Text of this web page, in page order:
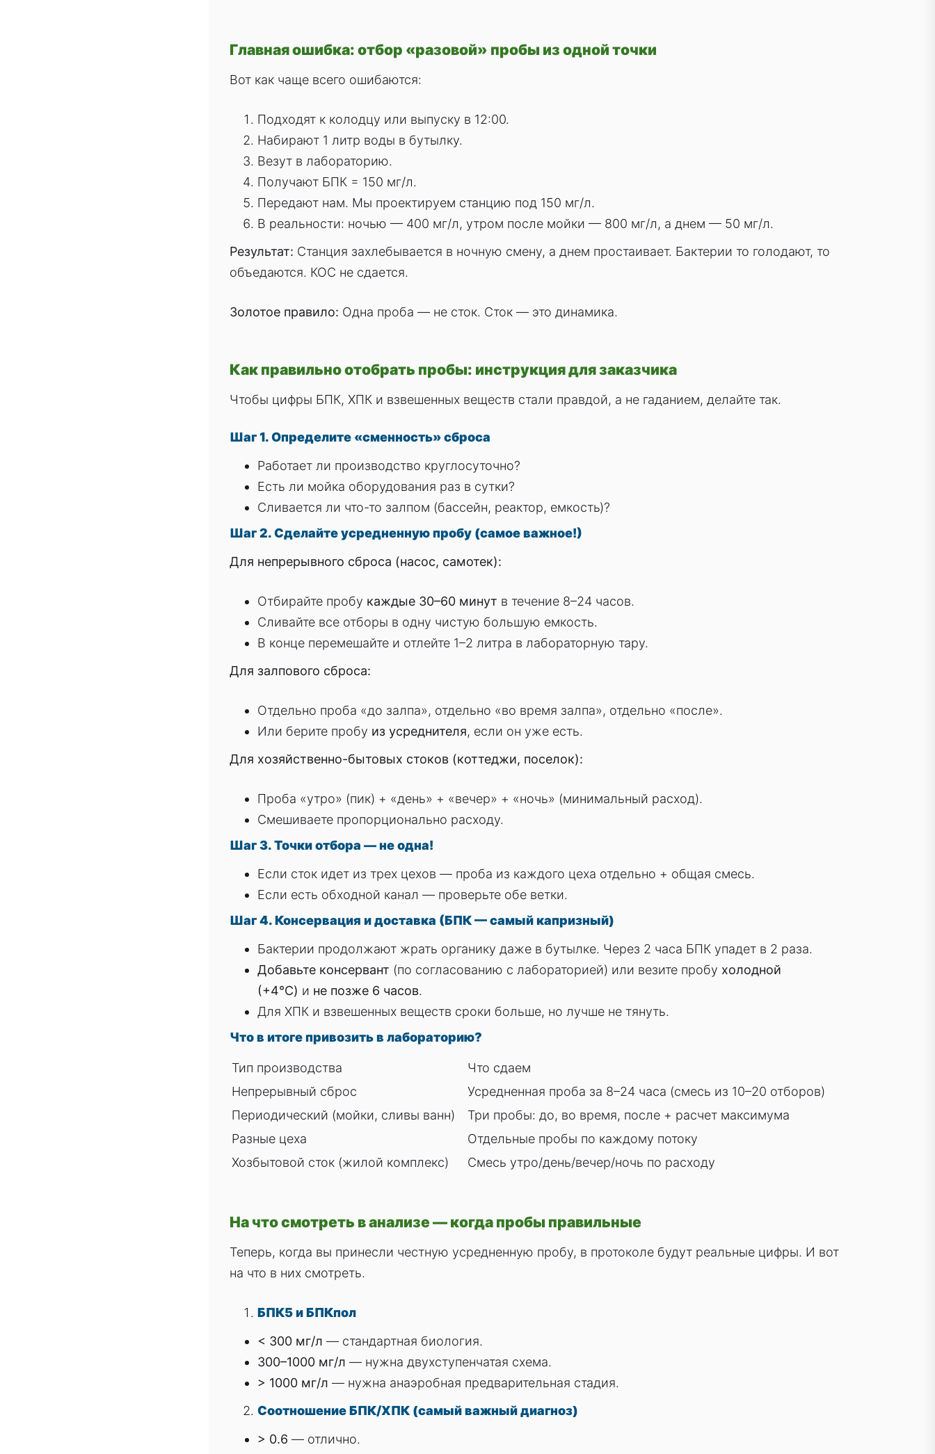
Главная ошибка: отбор «разовой» пробы из одной точки
Вот как чаще всего ошибаются:
Подходят к колодцу или выпуску в 12:00.
Набирают 1 литр воды в бутылку.
Везут в лабораторию.
Получают БПК = 150 мг/л.
Передают нам. Мы проектируем станцию под 150 мг/л.
В реальности: ночью — 400 мг/л, утром после мойки — 800 мг/л, а днем — 50 мг/л.
Результат: Станция захлебывается в ночную смену, а днем простаивает. Бактерии то голодают, то
объедаются. КОС не сдается.
Золотое правило: Одна проба — не сток. Сток — это динамика.
Как правильно отобрать пробы: инструкция для заказчика
Чтобы цифры БПК, ХПК и взвешенных веществ стали правдой, а не гаданием, делайте так.
Шаг 1. Определите «сменность» сброса
Работает ли производство круглосуточно?
Есть ли мойка оборудования раз в сутки?
Сливается ли что-то залпом (бассейн, реактор, емкость)?
Шаг 2. Сделайте усредненную пробу (самое важное!)
Для непрерывного сброса (насос, самотек):
Отбирайте пробу каждые 30–60 минут в течение 8–24 часов.
Сливайте все отборы в одну чистую большую емкость.
В конце перемешайте и отлейте 1–2 литра в лабораторную тару.
Для залпового сброса:
Отдельно проба «до залпа», отдельно «во время залпа», отдельно «после».
Или берите пробу из усреднителя, если он уже есть.
Для хозяйственно-бытовых стоков (коттеджи, поселок):
Проба «утро» (пик) + «день» + «вечер» + «ночь» (минимальный расход).
Смешиваете пропорционально расходу.
Шаг 3. Точки отбора — не одна!
Если сток идет из трех цехов — проба из каждого цеха отдельно + общая смесь.
Если есть обходной канал — проверьте обе ветки.
Шаг 4. Консервация и доставка (БПК — самый капризный)
Бактерии продолжают жрать органику даже в бутылке. Через 2 часа БПК упадет в 2 раза.
Добавьте консервант (по согласованию с лабораторией) или везите пробу холодной
(+4°C) и не позже 6 часов.
Для ХПК и взвешенных веществ сроки больше, но лучше не тянуть.
Что в итоге привозить в лабораторию?
Тип производства
Что сдаем
Непрерывный сброс
Усредненная проба за 8–24 часа (смесь из 10–20 отборов)
Периодический (мойки, сливы ванн)
Три пробы: до, во время, после + расчет максимума
Разные цеха
Отдельные пробы по каждому потоку
Хозбытовой сток (жилой комплекс)
Смесь утро/день/вечер/ночь по расходу
На что смотреть в анализе — когда пробы правильные
Теперь, когда вы принесли честную усредненную пробу, в протоколе будут реальные цифры. И вот
на что в них смотреть.
БПК5и БПКпол
< 300 мг/л — стандартная биология.
300–1000 мг/л — нужна двухступенчатая схема.
> 1000 мг/л — нужна анаэробная предварительная стадия.
Соотношение БПК/ХПК (самый важный диагноз)
> 0.6 — отлично.